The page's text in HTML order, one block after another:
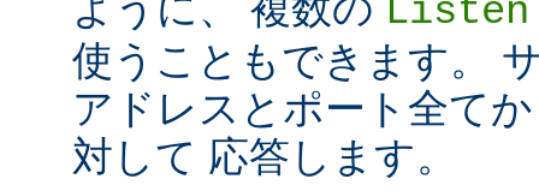
Listen
使うこともできます。
アドレスとポート全て
対して 応答します。